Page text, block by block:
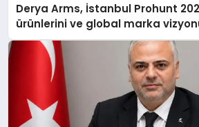
Derya Arms, İstanbul Prohunt
ürünlerini ve global marka